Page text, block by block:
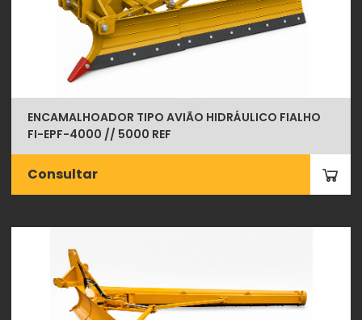
ENCAMALHOADOR TIPO AVIÃO HIDRÁULICO FIALHO
FI-EPF-4000 // 5000 REF
Consultar